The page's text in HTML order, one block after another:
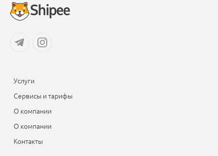
Услуги
Сервисы и тарифы
О компании
О компании
Контакты